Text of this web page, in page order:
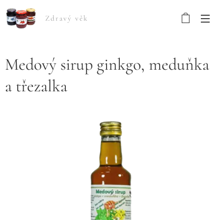
Zdravý věk
Medový sirup ginkgo, meduňka
a třezalka